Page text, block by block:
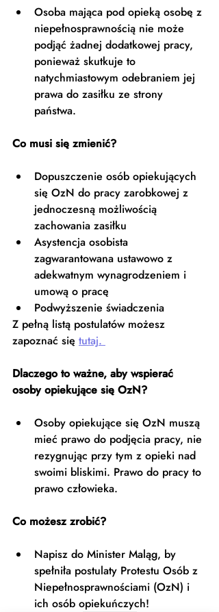
Osoba mająca pod opieką osobę z
niepełnosprawnością nie może
podjąć żadnej dodatkowej pracy,
ponieważ skutkuje to
natychmiastowym odebraniem jej
prawa do zasiłku ze strony
państwa.
Co musi się zmienić?
Dopuszczenie osób opiekujących
się OzN do pracy zarobkowej z
jednoczesną możliwością
zachowania zasiłku
Asystencja osobista
zagwarantowana ustawowo z
adekwatnym wynagrodzeniem i
umową o pracę
Podwyższenie świadczenia
Z pełną listą postulatów możesz
zapoznać się tutaj.
Dlaczego to ważne, aby wspierać
osoby opiekujące się OzN?
Osoby opiekujące się OzN muszą
mieć prawo do podjęcia pracy, nie
rezygnując przy tym z opieki nad
swoimi bliskimi. Prawo do pracy to
prawo człowieka.
Co możesz zrobić?
Napisz do Minister Maląg, by
spełniła postulaty Protestu Osób z
Niepełnosprawnościami (OzN) i
ich osób opiekuńczych!